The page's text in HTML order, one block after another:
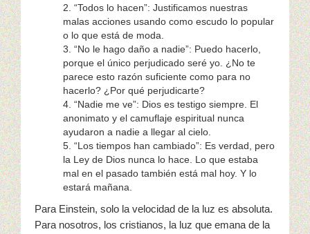
GALERIA
ofrendas
Contactanos
“Todos lo hacen”: Justificamos nuestras
malas acciones usando como escudo lo popular
o lo que está de moda.
“No le hago daño a nadie”: Puedo hacerlo,
porque el único perjudicado seré yo. ¿No te
parece esto razón suficiente como para no
hacerlo? ¿Por qué perjudicarte?
“Nadie me ve”: Dios es testigo siempre. El
anonimato y el camuflaje espiritual nunca
ayudaron a nadie a llegar al cielo.
“Los tiempos han cambiado”: Es verdad, pero
la Ley de Dios nunca lo hace. Lo que estaba
mal en el pasado también está mal hoy. Y lo
estará mañana.
Para Einstein, solo la velocidad de la luz es absoluta.
Para nosotros, los cristianos, la luz que emana de la